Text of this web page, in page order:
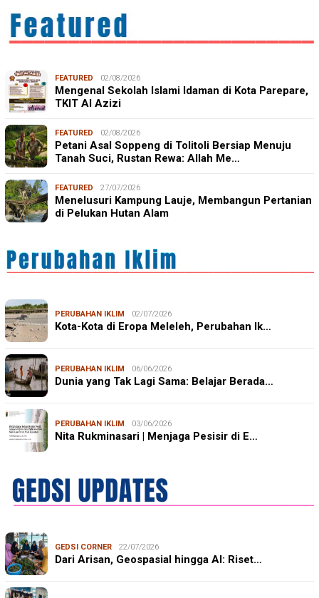
FEATURED 02/08/2026
Mengenal Sekolah Islami Idaman di Kota Parepare,
TKIT Al Azizi
FEATURED 02/08/2026
Petani Asal Soppeng di Tolitoli Bersiap Menuju
Tanah Suci, Rustan Rewa: Allah Me…
FEATURED 27/07/2026
Menelusuri Kampung Lauje, Membangun Pertanian
di Pelukan Hutan Alam
PERUBAHAN IKLIM 02/07/2026
Kota-Kota di Eropa Meleleh, Perubahan Ik…
PERUBAHAN IKLIM 06/06/2026
Dunia yang Tak Lagi Sama: Belajar Berada…
PERUBAHAN IKLIM 03/06/2026
Nita Rukminasari | Menjaga Pesisir di E…
GEDSI CORNER 22/07/2026
Dari Arisan, Geospasial hingga AI: Riset…